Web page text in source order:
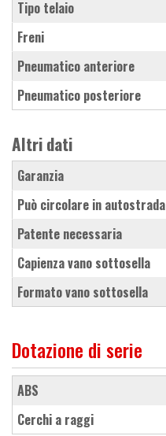
Tipo telaio
Freni
Pneumatico anteriore
Pneumatico posteriore
Altri dati
Garanzia
Può circolare in autostrada
Patente necessaria
Capienza vano sottosella
Formato vano sottosella
Dotazione di serie
ABS
cerchi a raggi